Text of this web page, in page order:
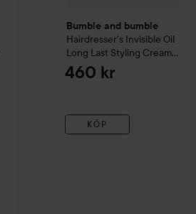
Bumble and bumble
Hairdresser's Invisible Oil
Long Last Styling Cream
200 ml
460 kr
KÖP